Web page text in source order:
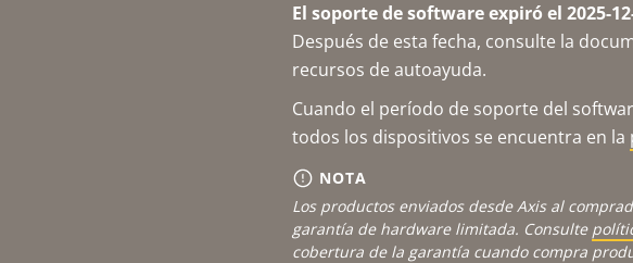
El soporte de software expiró el 2025-
Después de esta fecha, consulte la
recursos de autoayuda.
Cuando el período de soporte del
todos los dispositivos se encuentra en la
NOTA
Los productos enviados desde Axis al
garantía de hardware limitada. Consulte
cobertura de la garantía cuando compra